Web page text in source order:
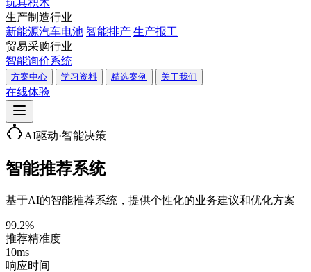
玩具积木
生产制造行业
新能源汽车电池 智能排产 生产报工
贸易采购行业
智能询价系统
方案中心 学习资料 精选案例 关于我们
在线体验
AI驱动·智能决策
智能推荐系统
基于AI的智能推荐系统，提供个性化的业务建议和优化方案
99.2%
推荐精准度
10ms
响应时间